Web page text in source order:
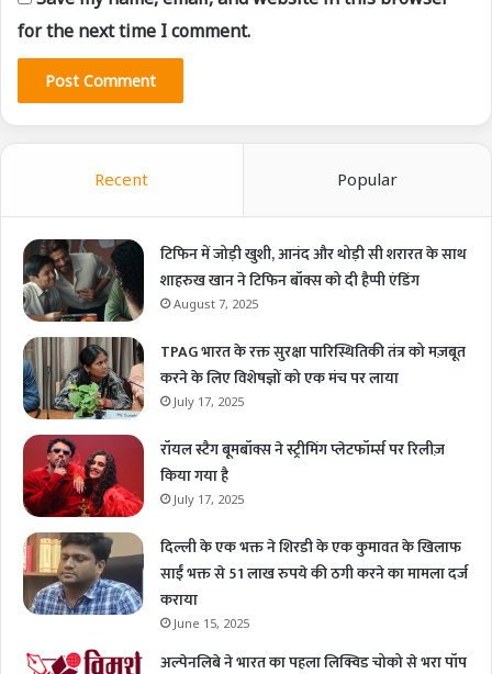
for the next time I comment.
Recent Popular
टिफिन में जोड़ी खुशी, आनंद और थोड़ी सी शरारत के साथ
शाहरुख खान ने टिफिन बॉक्स को दी हैप्पी एंडिंग
August 7, 2025
TPAG भारत के रक्त सुरक्षा पारिस्थितिकी तंत्र को मज़बूत
करने के लिए विशेषज्ञों को एक मंच पर लाया
July 17, 2025
रॉयल स्टैग बूमबॉक्स ने स्ट्रीमिंग प्लेटफॉर्म्स पर रिलीज़
किया गया है
July 17, 2025
दिल्ली के एक भक्त ने शिरडी के एक कुमावत के खिलाफ
साईं भक्त से 51 लाख रुपये की ठगी करने का मामला दर्ज
कराया
June 15, 2025
अल्पेनलिबे ने भारत का पहला लिक्विड चोको से भरा पॉप